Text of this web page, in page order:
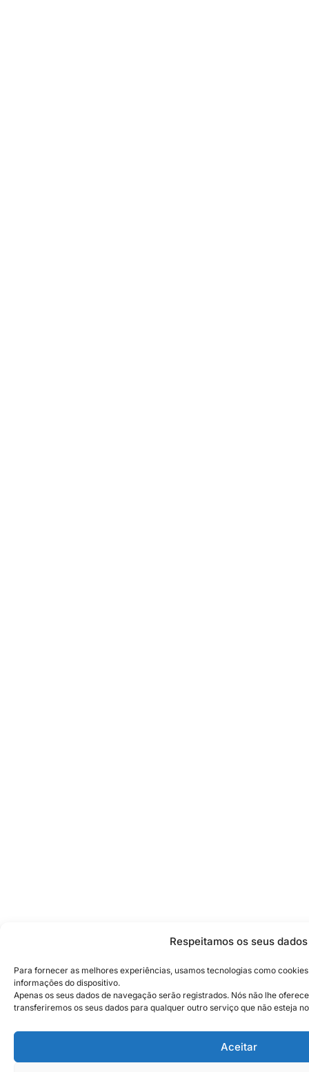
Respeitamos os seus dados
Para fornecer as melhores experiências, usamos tecnologias como
informações do dispositivo.
Apenas os seus dados de navegação serão registrados. Nós não lhe
transferiremos os seus dados para qualquer outro serviço que não esteja
Aceitar